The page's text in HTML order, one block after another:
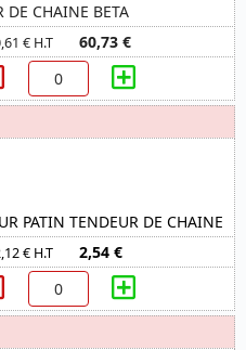
DE CHAINE BETA
€ H.T 60,73 €
PATIN TENDEUR DE CHAINE
€ H.T 2,54 €